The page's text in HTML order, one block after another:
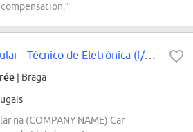
Estágio Extracurricular - Técnico de Eletrónica (f/m/div.)
| Braga
na (COMPANY NAME) Car